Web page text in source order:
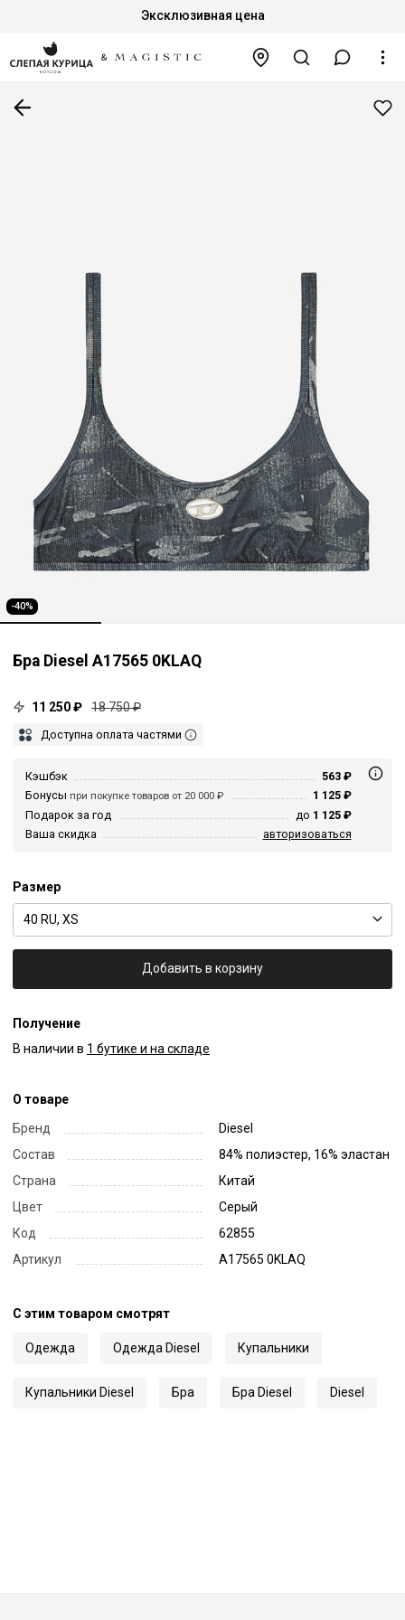
Эксклюзивная цена
-40%
Бра Diesel A17565 0KLAQ
11 250 ₽ 18 750 ₽
Доступна оплата частями
Кэшбэк
563 ₽
Бонусы при покупке товаров от 20 000 ₽
1 125 ₽
Подарок за год
до 1 125 ₽
Ваша скидка
авторизоваться
Размер
40 RU, XS
Добавить в корзину
Получение
В наличии в 1 бутике и на складе
О товаре
Бренд
Diesel
Состав
84% полиэстер, 16% эластан
Страна
Китай
Цвет
Серый
Код
62855
Артикул
A17565 0KLAQ
С этим товаром смотрят
Одежда Одежда Diesel Купальники
Купальники Diesel Бра Бра Diesel Diesel